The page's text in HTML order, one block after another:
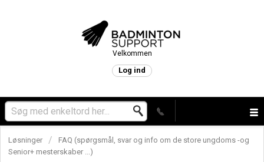
Velkommen
Log ind
Løsninger
FAQ (spørgsmål, svar og info om de store ungdoms -og
Senior+ mesterskaber ...)